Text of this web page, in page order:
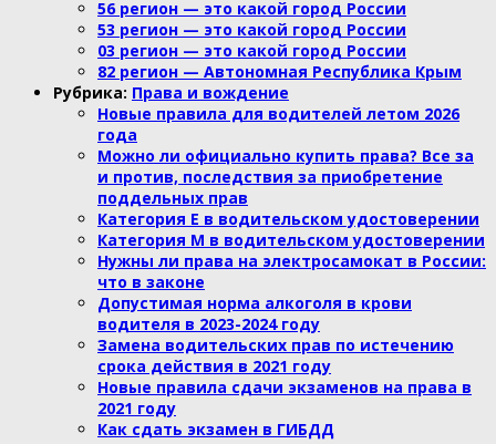
56 регион — это какой город России
53 регион — это какой город России
03 регион — это какой город России
82 регион — Автономная Республика Крым
Рубрика: Права и вождение
Новые правила для водителей летом 2026
года
Можно ли официально купить права? Все за
и против, последствия за приобретение
поддельных прав
Категория Е в водительском удостоверении
Категория М в водительском удостоверении
Нужны ли права на электросамокат в России:
что в законе
Допустимая норма алкоголя в крови
водителя в 2023-2024 году
Замена водительских прав по истечению
срока действия в 2021 году
Новые правила сдачи экзаменов на права в
2021 году
Как сдать экзамен в ГИБДД